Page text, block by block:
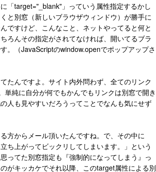
「target="_blank"」っていう属性指定するかし
と別窓（新しいブラウザウィンドウ）が勝手に
ですけど、こんなこと、ネットやってると何と
ろんその指定がされてなければ、開いてるブラ
。（JavaScriptのwindow.openでポップアップさ
たんですよ。サイト内外問わず、全てのリンク
純に自分が何でもかんでもリンクは別窓で開き
人も見やすいだろうってことでなんも気にせず
方からメール頂いたんですね。で、その中に
ち上がってビックリしてしまいます。」という
ってた別窓指定も『強制的になってしまう』っ
がキッカケでそれ以降、このtarget属性による別